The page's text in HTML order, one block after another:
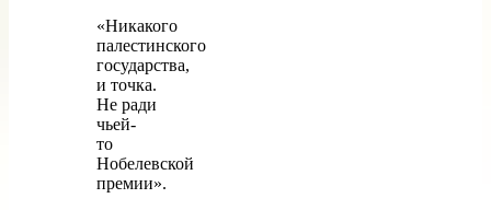
«Никакого
палестинского
государства,
и точка.
Не ради
чьей-
то
Нобелевской
премии».